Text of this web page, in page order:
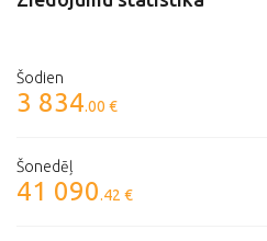
Šodien
3 834.00 €
Šonedēļ
41 090.42 €